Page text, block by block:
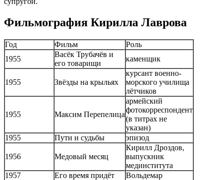
Фильмография Кирилла Лаврова
Год Фильм
Роль
1955
Васёк Трубачёв и
его товарищи
каменщик
1955 Звёзды на крыльях
курсант военно-
морского училища
лётчиков
1955 Максим Перепелица
армейский
фотокорреспондент
(в титрах не
указан)
1955
Пути и судьбы эпизод
1956 Медовый месяц
Кирилл Дроздов,
выпускник
мединститута
1957
Его время придёт
Вольдемар